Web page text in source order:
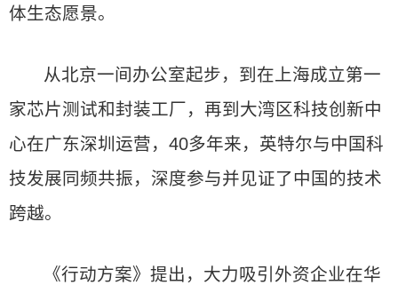
体生态愿景。
从北京一间办公室起步，到在上海成立第一
家芯片测试和封装工厂，再到大湾区科技创新中
心在广东深圳运营，40多年来，英特尔与中国科
技发展同频共振，深度参与并见证了中国的技术
跨越。
《行动方案》提出，大力吸引外资企业在华